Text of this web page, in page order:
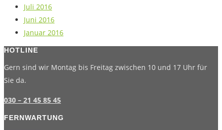
Juli 2016
Juni 2016
Januar 2016
HOTLINE
Gern sind wir Montag bis Freitag zwischen 10 und 17 Uhr für
Sie da.
030 – 21 45 85 45
FERNWARTUNG